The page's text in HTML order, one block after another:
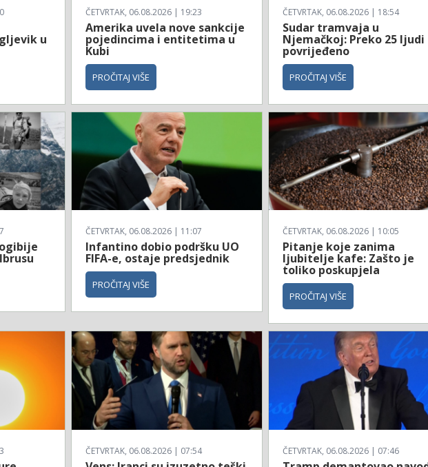
u
ČETVRTAK, 06.08.2026 | 19:23
Amerika uvela nove sankcije
pojedincima i entitetima u
Kubi
PROČITAJ VIŠE
ČETVRTAK, 06.08.2026 | 18:54
Sudar tramvaja u
Njemačkoj: Preko 25 ljudi
povrijeđeno
PROČITAJ VIŠE
ČETVRTAK, 06.08.2026 | 11:07
Infantino dobio podršku UO
FIFA-e, ostaje predsjednik
PROČITAJ VIŠE
ČETVRTAK, 06.08.2026 | 10:05
Pitanje koje zanima
ljubitelje kafe: Zašto je
toliko poskupjela
PROČITAJ VIŠE
ČETVRTAK, 06.08.2026 | 07:54 ČETVRTAK, 06.08.2026 | 07:46